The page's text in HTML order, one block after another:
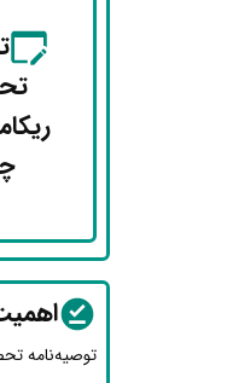
توصیه‌نامه